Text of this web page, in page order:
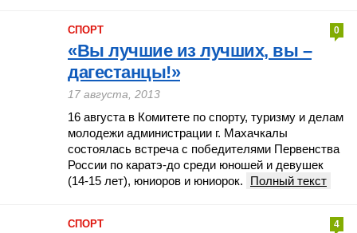
СПОРТ 0
«Вы лучшие из лучших, вы –
дагестанцы!»
17 августа, 2013
16 августа в Комитете по спорту, туризму и делам
молодежи администрации г. Махачкалы
состоялась встреча с победителями Первенства
России по каратэ-до среди юношей и девушек
(14-15 лет), юниоров и юниорок.
Полный текст
СПОРТ 4